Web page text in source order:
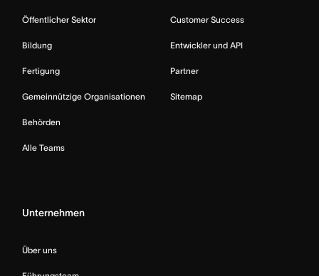
Öffentlicher Sektor
Bildung
Fertigung
Gemeinnützige Organisationen
Behörden
Alle Teams
Customer Success
Entwickler und API
Partner
Sitemap
Unternehmen
Über uns